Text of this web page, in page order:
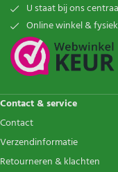
U staat bij ons
Online winkel &
Contact & service
Contact
Verzendinformatie
Retourneren & klachten